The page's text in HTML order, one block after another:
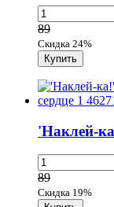
89
Скидка 24%
'Наклей-
89
Скидка 19%